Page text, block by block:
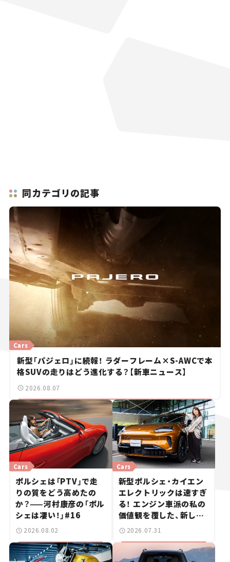
同カテゴリの記事
新型「パジェロ」に続報！ ラダーフレーム×S-AWCで本
格SUVの走りはどう進化する？【新車ニュース】
Cars
2026.08.07
ポルシェは「PTV」で走
りの質をどう高めたの
か？——河村康彦の「ポル
シェは凄い！」#16
Cars
2026.08.02
新型ポルシェ・カイエン
エレクトリックは速すぎ
る！ エンジン車派の私の
価値観を覆した、新しい
ポルシェの走り。
Cars
2026.07.31